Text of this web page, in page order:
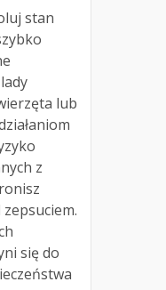
stan
lub
z
się do